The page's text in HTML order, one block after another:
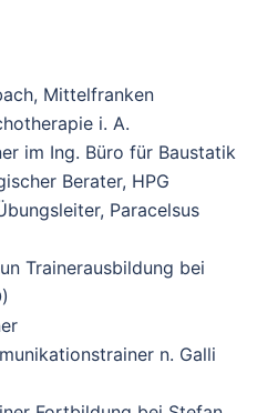
Mittelfranken
i. A.
im Ing. Büro für Baustatik
Berater, HPG
Paracelsus
Trainerausbildung bei
n. Galli